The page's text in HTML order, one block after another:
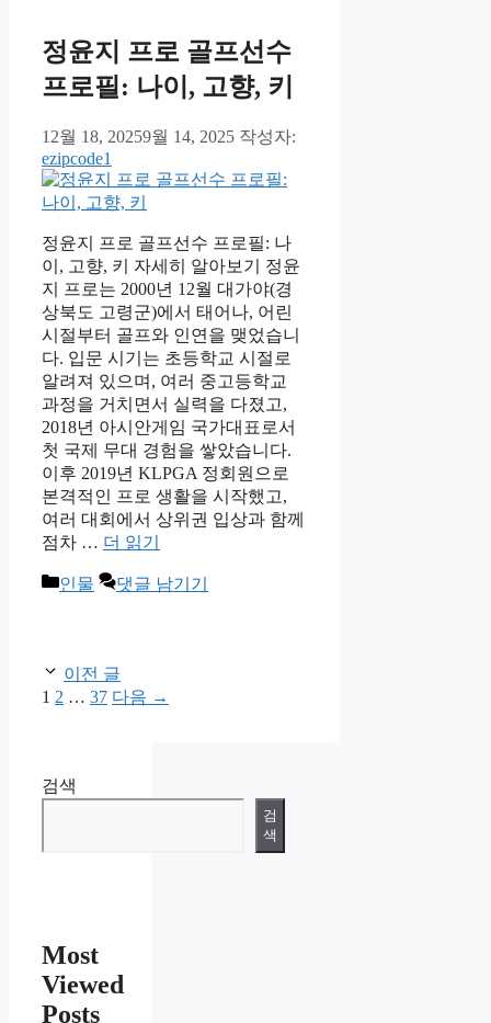
정윤지 프로 골프선수
프로필: 나이, 고향, 키
12월 18, 20259월 14, 2025 작성자:
ezipcode1
정윤지 프로 골프선수 프로필: 나
이, 고향, 키 자세히 알아보기 정윤
지 프로는 2000년 12월 대가야(경
상북도 고령군)에서 태어나, 어린
시절부터 골프와 인연을 맺었습니
다. 입문 시기는 초등학교 시절로
알려져 있으며, 여러 중고등학교
과정을 거치면서 실력을 다졌고,
2018년 아시안게임 국가대표로서
첫 국제 무대 경험을 쌓았습니다.
이후 2019년 KLPGA 정회원으로
본격적인 프로 생활을 시작했고,
여러 대회에서 상위권 입상과 함께
점차 … 더 읽기
카
인물 댓글 남기기
이전 글
페
1 페
2 … 페
37 다음 →
검색
검
색
Most
Viewed
Posts